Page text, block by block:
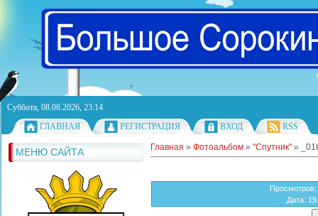
Суббота, 08.08.2026, 23:14
ГЛАВНАЯ
РЕГИСТРАЦИЯ ВХОД RSS
МЕНЮ САЙТА Главная » Фотоальбом » "Спутник" »
Просмотров:
Дата: